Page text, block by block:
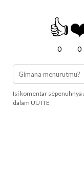
👍
0 0
Isi komentar sepenuhnya
dalam UU ITE